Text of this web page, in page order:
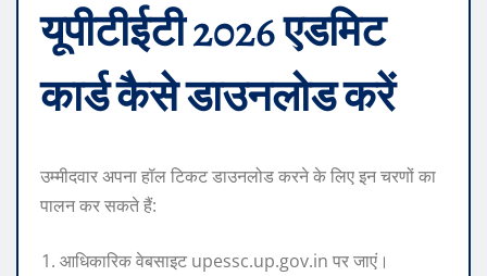
यूपीटीईटी 2026 एडमिट
कार्ड कैसे डाउनलोड करें
उम्मीदवार अपना हॉल टिकट डाउनलोड करने के लिए इन चरणों का
पालन कर सकते हैं:
आधिकारिक वेबसाइट upessc.up.gov.in पर जाएं।